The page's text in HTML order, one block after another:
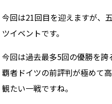
今回は21回目を迎えますが、
ツイベントです。
今回は過去最多5回の優勝を
覇者ドイツの前評判が極めて
観たい一戦ですね。